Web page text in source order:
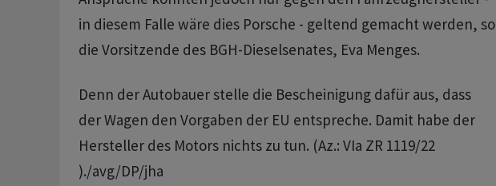
in diesem Falle wäre dies Porsche - geltend gemacht werden, so
die Vorsitzende des BGH-Dieselsenates, Eva Menges.
Denn der Autobauer stelle die Bescheinigung dafür aus, dass
der Wagen den Vorgaben der EU entspreche. Damit habe der
Hersteller des Motors nichts zu tun. (Az.: VIa ZR 1119/22
)./avg/DP/jha